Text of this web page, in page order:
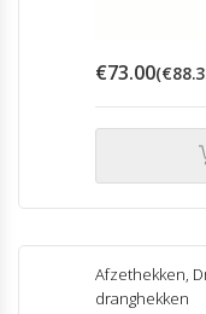
€73.00(€
Afzethekken,
dranghekken